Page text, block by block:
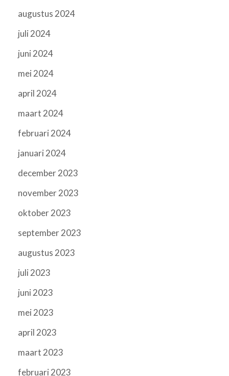
augustus 2024
juli 2024
juni 2024
mei 2024
april 2024
maart 2024
februari 2024
januari 2024
december 2023
november 2023
oktober 2023
september 2023
augustus 2023
juli 2023
juni 2023
mei 2023
april 2023
maart 2023
februari 2023